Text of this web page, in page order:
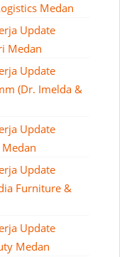
Medan
Update
Medan
Update
(Dr. Imelda &
Update
Update
Furniture &
Update
Medan